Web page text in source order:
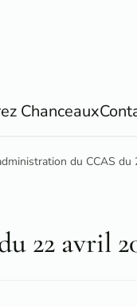
Chanceaux
du CCAS
22 avril